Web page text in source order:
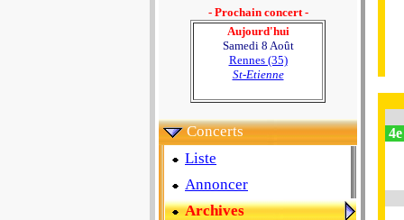
- Prochain concert -
Aujourd'hui
Samedi 8 Août
Rennes (35)
St-Etienne
Concerts
Liste
Annoncer
Archives